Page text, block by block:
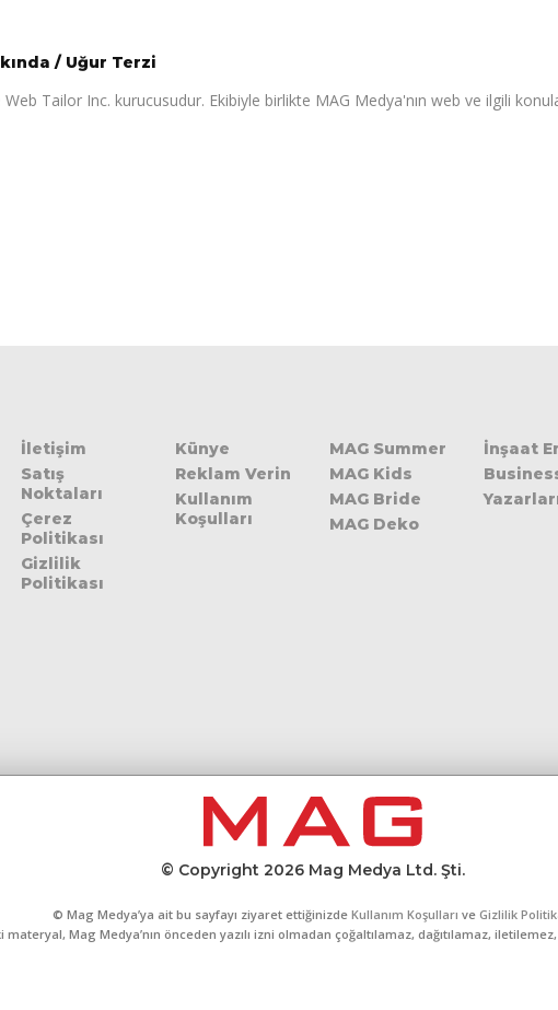
/ Uğur Terzi
Tailor Inc. kurucusudur. Ekibiyle birlikte MAG Medya'nın web ve ilgili
İletişim
Satış
Noktaları
Çerez
Politikası
Gizlilik
Politikası
Künye
Reklam Verin
Kullanım
Koşulları
MAG Summer
MAG Kids
MAG Bride
MAG Deko
İnşaat
© Copyright 2026 Mag Medya Ltd. Şti.
© Mag Medya’ya ait bu sayfayı ziyaret ettiğinizde Kullanım Koşulları ve Gizlilik
materyal, Mag Medya’nın önceden yazılı izni olmadan çoğaltılamaz, dağıtılamaz,